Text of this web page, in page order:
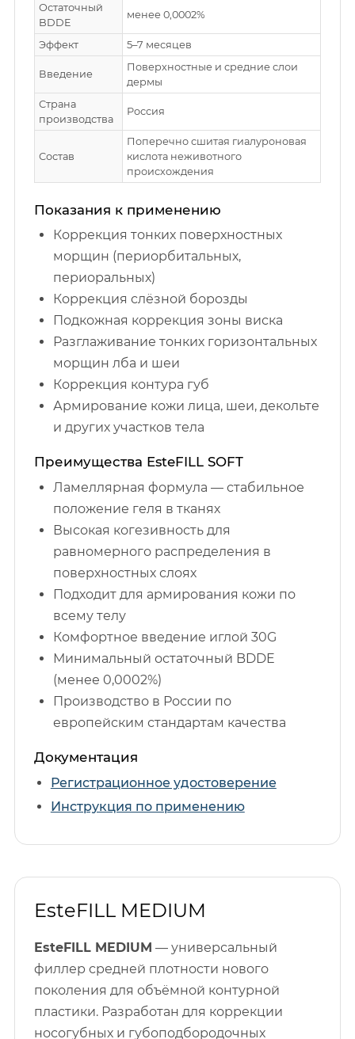
Остаточный
BDDE
менее 0,0002%
Эффект 5–7 месяцев
Введение
Поверхностные и средние слои
дермы
Страна
производства
Россия
Состав
Поперечно сшитая гиалуроновая
кислота неживотного
происхождения
Показания к применению
Коррекция тонких поверхностных
морщин (периорбитальных,
периоральных)
Коррекция слёзной борозды
Подкожная коррекция зоны виска
Разглаживание тонких горизонтальных
морщин лба и шеи
Коррекция контура губ
Армирование кожи лица, шеи, декольте
и других участков тела
Преимущества EsteFILL SOFT
Ламеллярная формула — стабильное
положение геля в тканях
Высокая когезивность для
равномерного распределения в
поверхностных слоях
Подходит для армирования кожи по
всему телу
Комфортное введение иглой 30G
Минимальный остаточный BDDE
(менее 0,0002%)
Производство в России по
европейским стандартам качества
Документация
Регистрационное удостоверение
Инструкция по применению
EsteFILL MEDIUM
EsteFILL MEDIUM — универсальный
филлер средней плотности нового
поколения для объёмной контурной
пластики. Разработан для коррекции
носогубных и губоподбородочных